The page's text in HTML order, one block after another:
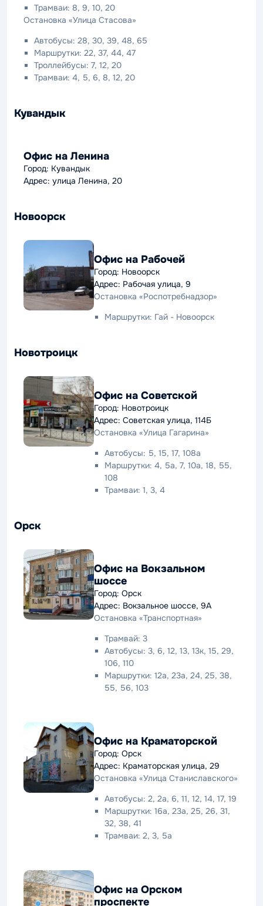
Трамваи: 8, 9, 10, 20
Остановка «Улица Стасова»
Автобусы: 28, 30, 39, 48, 65
Маршрутки: 22, 37, 44, 47
Троллейбусы: 7, 12, 20
Трамваи: 4, 5, 6, 8, 12, 20
Кувандык
Офис на Ленина
Город: Кувандык
Адрес: улица Ленина, 20
Новоорск
Офис на Рабочей
Город: Новоорск
Адрес: Рабочая улица, 9
Остановка «Роспотребнадзор»
Маршрутки: Гай - Новоорск
Новотроицк
Офис на Советской
Город: Новотроицк
Адрес: Советская улица, 114Б
Остановка «Улица Гагарина»
Автобусы: 5, 15, 17, 108а
Маршрутки: 4, 5а, 7, 10а, 18, 55,
108
Трамваи: 1, 3, 4
Орск
Офис на Вокзальном
шоссе
Город: Орск
Адрес: Вокзальное шоссе, 9А
Остановка «Транспортная»
Трамвай: 3
Автобусы: 3, 6, 12, 13, 13к, 15, 29,
106, 110
Маршрутки: 12а, 23а, 24, 25, 38,
55, 56, 103
Офис на Краматорской
Город: Орск
Адрес: Краматорская улица, 29
Остановка «Улица Станиславского»
Автобусы: 2, 2а, 6, 11, 12, 14, 17, 19
Маршрутки: 16а, 23а, 25, 26, 31,
32, 38, 41
Трамваи: 2, 3, 5а
Офис на Орском
проспекте